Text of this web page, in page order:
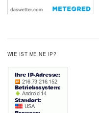
WIE IST MEINE IP?